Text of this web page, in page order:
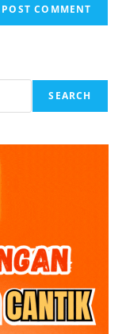
SEARCH